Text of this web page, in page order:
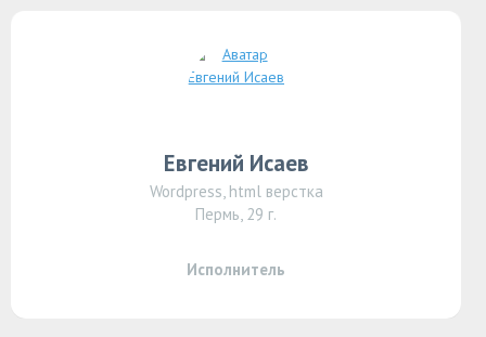
Евгений Исаев
Wordpress, html верстка
Пермь, 29 г.
Исполнитель